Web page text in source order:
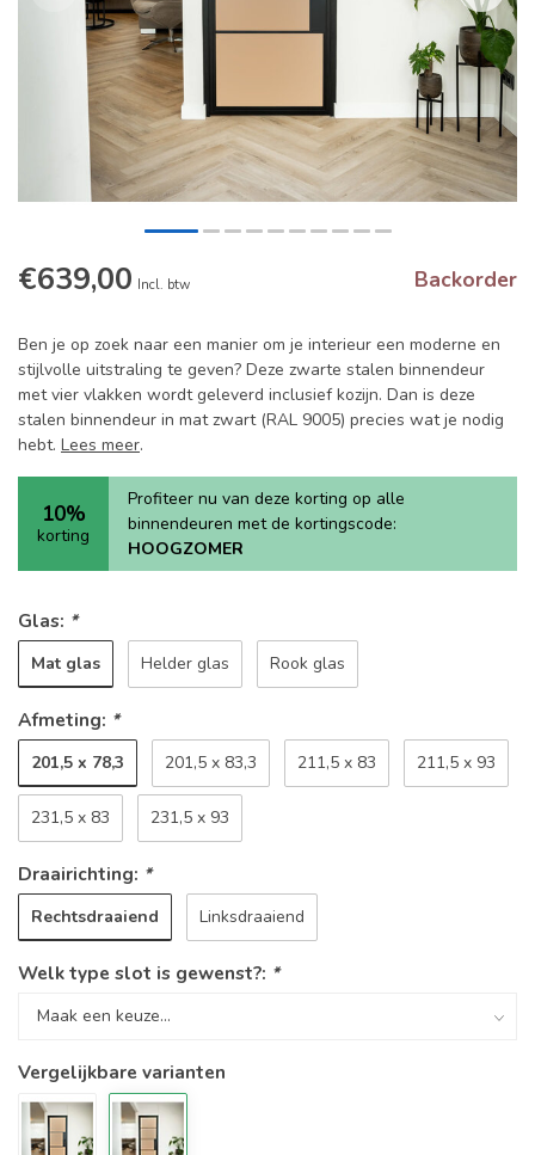
€639,00 Incl. btw Backorder
Ben je op zoek naar een manier om je interieur een moderne en
stijlvolle uitstraling te geven? Deze zwarte stalen binnendeur
met vier vlakken wordt geleverd inclusief kozijn. Dan is deze
stalen binnendeur in mat zwart (RAL 9005) precies wat je nodig
hebt. Lees meer.
10%
korting
Profiteer nu van deze korting op alle
binnendeuren met de kortingscode:
HOOGZOMER
Glas: *
Mat glas Helder glas Rook glas
Afmeting: *
201,5 x 78,3 201,5 x 83,3 211,5 x 83 211,5 x 93
231,5 x 83 231,5 x 93
Draairichting: *
Rechtsdraaiend Linksdraaiend
Welk type slot is gewenst?: *
Vergelijkbare varianten